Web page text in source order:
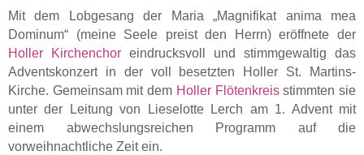
Mit dem Lobgesang der Maria „Magnifikat anima mea
Dominum“ (meine Seele preist den Herrn) eröffnete der
Holler Kirchenchor eindrucksvoll und stimmgewaltig das
Adventskonzert in der voll besetzten Holler St. Martins-
Kirche. Gemeinsam mit dem Holler Flötenkreisstimmten sie
unter der Leitung von Lieselotte Lerch am 1. Advent mit
einem abwechslungsreichen Programm auf die
vorweihnachtliche Zeit ein.